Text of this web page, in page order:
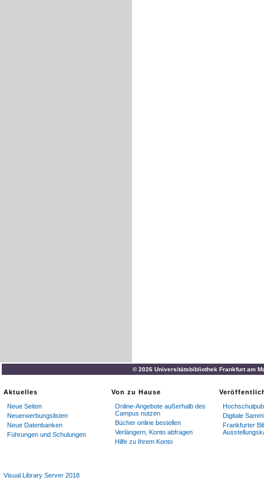
© 2026 Universitätsbibliothek Frankfurt am
Aktuelles
Neue Seiten
Neuerwerbungslisten
Neue Datenbanken
Führungen und Schulungen
Von zu Hause
Online-Angebote außerhalb des
Campus nutzen
Bücher online bestellen
Verlängern, Konto abfragen
Hilfe zu Ihrem Konto
Digitale
Frankfurter
Visual Library Server 2018